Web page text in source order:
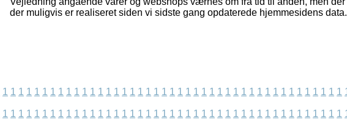
der muligvis er realiseret siden vi sidste gang opdaterede hjemmesidens data.
1 1 1 1 1 1 1 1 1 1 1 1 1 1 1 1 1 1 1 1 1 1 1 1 1 1 1 1 1 1 1 1 1 1 1 1 1 1 1 1 1 1 1
1 1 1 1 1 1 1 1 1 1 1 1 1 1 1 1 1 1 1 1 1 1 1 1 1 1 1 1 1 1 1 1 1 1 1 1 1 1 1 1 1 1 1